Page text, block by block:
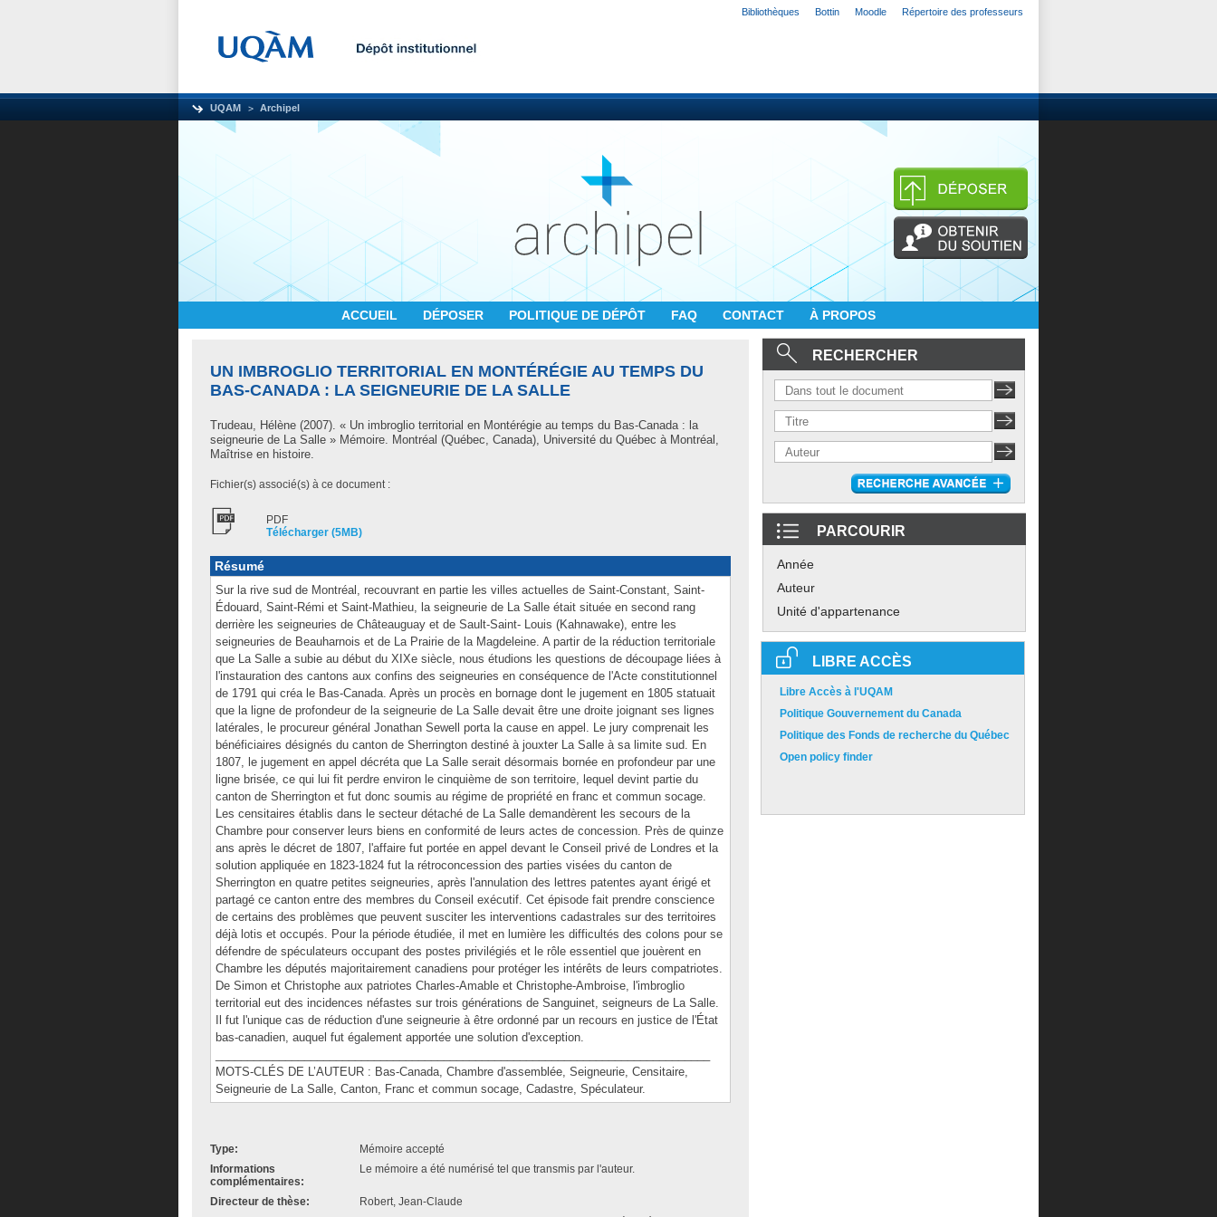
Bibliothèques Bottin Moodle Répertoire des professeurs
UQAM Archipel
ACCUEIL DÉPOSER POLITIQUE DE DÉPÔT FAQ CONTACT À PROPOS
UN IMBROGLIO TERRITORIAL EN MONTÉRÉGIE AU TEMPS DU
BAS-CANADA : LA SEIGNEURIE DE LA SALLE
Trudeau, Hélène (2007). « Un imbroglio territorial en Montérégie au temps du Bas-Canada : la
seigneurie de La Salle » Mémoire. Montréal (Québec, Canada), Université du Québec à Montréal,
Maîtrise en histoire.
Fichier(s) associé(s) à ce document :
PDF
Télécharger (5MB)
Résumé
Sur la rive sud de Montréal, recouvrant en partie les villes actuelles de Saint-Constant, Saint-
Édouard, Saint-Rémi et Saint-Mathieu, la seigneurie de La Salle était située en second rang
derrière les seigneuries de Châteauguay et de Sault-Saint- Louis (Kahnawake), entre les
seigneuries de Beauharnois et de La Prairie de la Magdeleine. A partir de la réduction territoriale
que La Salle a subie au début du XIXe siècle, nous étudions les questions de découpage liées à
l'instauration des cantons aux confins des seigneuries en conséquence de l'Acte constitutionnel
de 1791 qui créa le Bas-Canada. Après un procès en bornage dont le jugement en 1805 statuait
que la ligne de profondeur de la seigneurie de La Salle devait être une droite joignant ses lignes
latérales, le procureur général Jonathan Sewell porta la cause en appel. Le jury comprenait les
bénéficiaires désignés du canton de Sherrington destiné à jouxter La Salle à sa limite sud. En
1807, le jugement en appel décréta que La Salle serait désormais bornée en profondeur par une
ligne brisée, ce qui lui fit perdre environ le cinquième de son territoire, lequel devint partie du
canton de Sherrington et fut donc soumis au régime de propriété en franc et commun socage.
Les censitaires établis dans le secteur détaché de La Salle demandèrent les secours de la
Chambre pour conserver leurs biens en conformité de leurs actes de concession. Près de quinze
ans après le décret de 1807, l'affaire fut portée en appel devant le Conseil privé de Londres et la
solution appliquée en 1823-1824 fut la rétroconcession des parties visées du canton de
Sherrington en quatre petites seigneuries, après l'annulation des lettres patentes ayant érigé et
partagé ce canton entre des membres du Conseil exécutif. Cet épisode fait prendre conscience
de certains des problèmes que peuvent susciter les interventions cadastrales sur des territoires
déjà lotis et occupés. Pour la période étudiée, il met en lumière les difficultés des colons pour se
défendre de spéculateurs occupant des postes privilégiés et le rôle essentiel que jouèrent en
Chambre les députés majoritairement canadiens pour protéger les intérêts de leurs compatriotes.
De Simon et Christophe aux patriotes Charles-Amable et Christophe-Ambroise, l'imbroglio
territorial eut des incidences néfastes sur trois générations de Sanguinet, seigneurs de La Salle.
Il fut l'unique cas de réduction d'une seigneurie à être ordonné par un recours en justice de l'État
bas-canadien, auquel fut également apportée une solution d'exception.
MOTS-CLÉS DE L’AUTEUR : Bas-Canada, Chambre d'assemblée, Seigneurie, Censitaire,
Seigneurie de La Salle, Canton, Franc et commun socage, Cadastre, Spéculateur.
Type:
Mémoire accepté
Informations
complémentaires:
Le mémoire a été numérisé tel que transmis par l'auteur.
Directeur de thèse:
Robert, Jean-Claude
RECHERCHER
PARCOURIR
Année
Auteur
Unité d'appartenance
LIBRE ACCÈS
Libre Accès à l'UQAM
Politique Gouvernement du Canada
Politique des Fonds de recherche du Québec
Open policy finder